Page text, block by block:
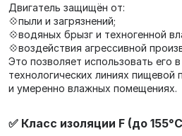
Двигатель защищён от:
💠пыли и загрязнений;
💠водяных брызг и техногенной
💠воздействия агрессивной
Это позволяет использовать его
технологических линиях
и умеренно влажных помещениях.
✅ Класс изоляции F (до